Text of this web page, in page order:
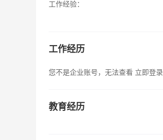
工作经验：
工作经历
您不是企业账号，无法查看 立即登录
教育经历